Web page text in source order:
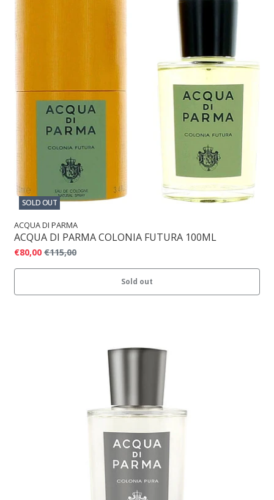
SOLD OUT
ACQUA DI PARMA
ACQUA DI PARMA COLONIA FUTURA 100ML
€80,00 €115,00
Sold out